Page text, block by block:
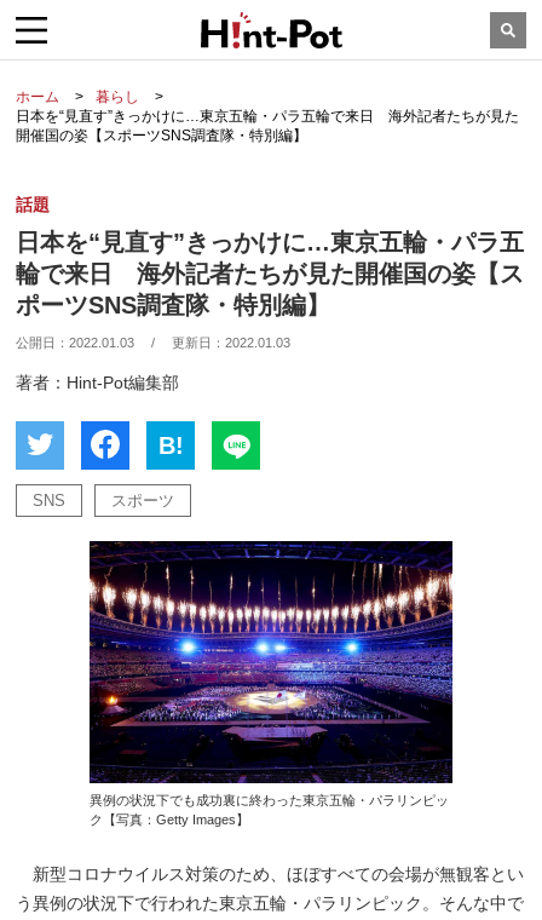
ホーム
暮らし
日本を“見直す”きっかけに…東京五輪・パラ五輪で来日 海外記者たちが見た
開催国の姿【スポーツSNS調査隊・特別編】
話題
日本を“見直す”きっかけに…東京五輪・パラ五
輪で来日 海外記者たちが見た開催国の姿【ス
ポーツSNS調査隊・特別編】
公開日：2022.01.03 / 更新日：2022.01.03
著者：Hint-Pot編集部
B!
SNS スポーツ
異例の状況下でも成功裏に終わった東京五輪・パラリンピッ
ク【写真：Getty Images】
新型コロナウイルス対策のため、ほぼすべての会場が無観客とい
う異例の状況下で行われた東京五輪・パラリンピック。そんな中で